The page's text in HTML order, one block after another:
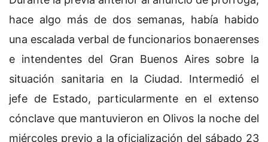
hace algo más de dos semanas, había habido
una escalada verbal de funcionarios bonaerenses
e intendentes del Gran Buenos Aires sobre la
situación sanitaria en la Ciudad. Intermedió el
jefe de Estado, particularmente en el extenso
cónclave que mantuvieron en Olivos la noche del
miércoles previo a la oficialización del sábado 23